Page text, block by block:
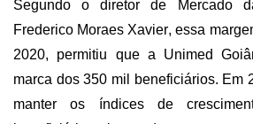
Segundo o diretor de Mercado
Frederico Moraes Xavier,essa
2020, permitiu que a Unimed
marca dos 350 mil
beneficiários. Em
manter os índices de